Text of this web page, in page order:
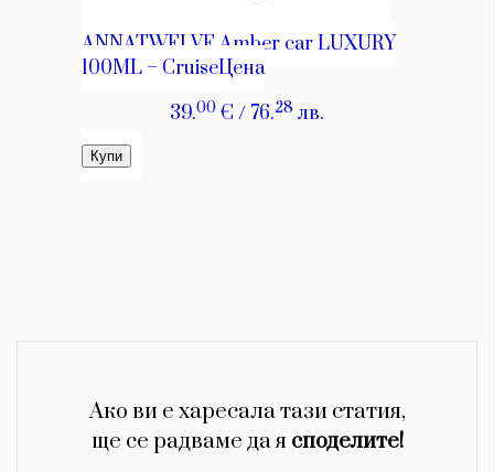
Ако ви е харесала тази статия,
ще се радваме да я споделите!